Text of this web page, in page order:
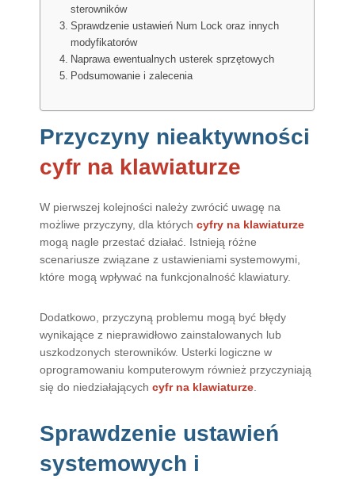
sterowników
Sprawdzenie ustawień Num Lock oraz innych
modyfikatorów
Naprawa ewentualnych usterek sprzętowych
Podsumowanie i zalecenia
Przyczyny nieaktywności
cyfr na klawiaturze
W pierwszej kolejności należy zwrócić uwagę na
możliwe przyczyny, dla którychcyfry na klawiaturze
mogą nagle przestać działać. Istnieją różne
scenariusze związane z ustawieniami systemowymi,
które mogą wpływać na funkcjonalność klawiatury.
Dodatkowo, przyczyną problemu mogą być błędy
wynikające z nieprawidłowo zainstalowanych lub
uszkodzonych sterowników. Usterki logiczne w
oprogramowaniu komputerowym również przyczyniają
się do niedziałającychcyfr na klawiaturze.
Sprawdzenie ustawień
systemowych i